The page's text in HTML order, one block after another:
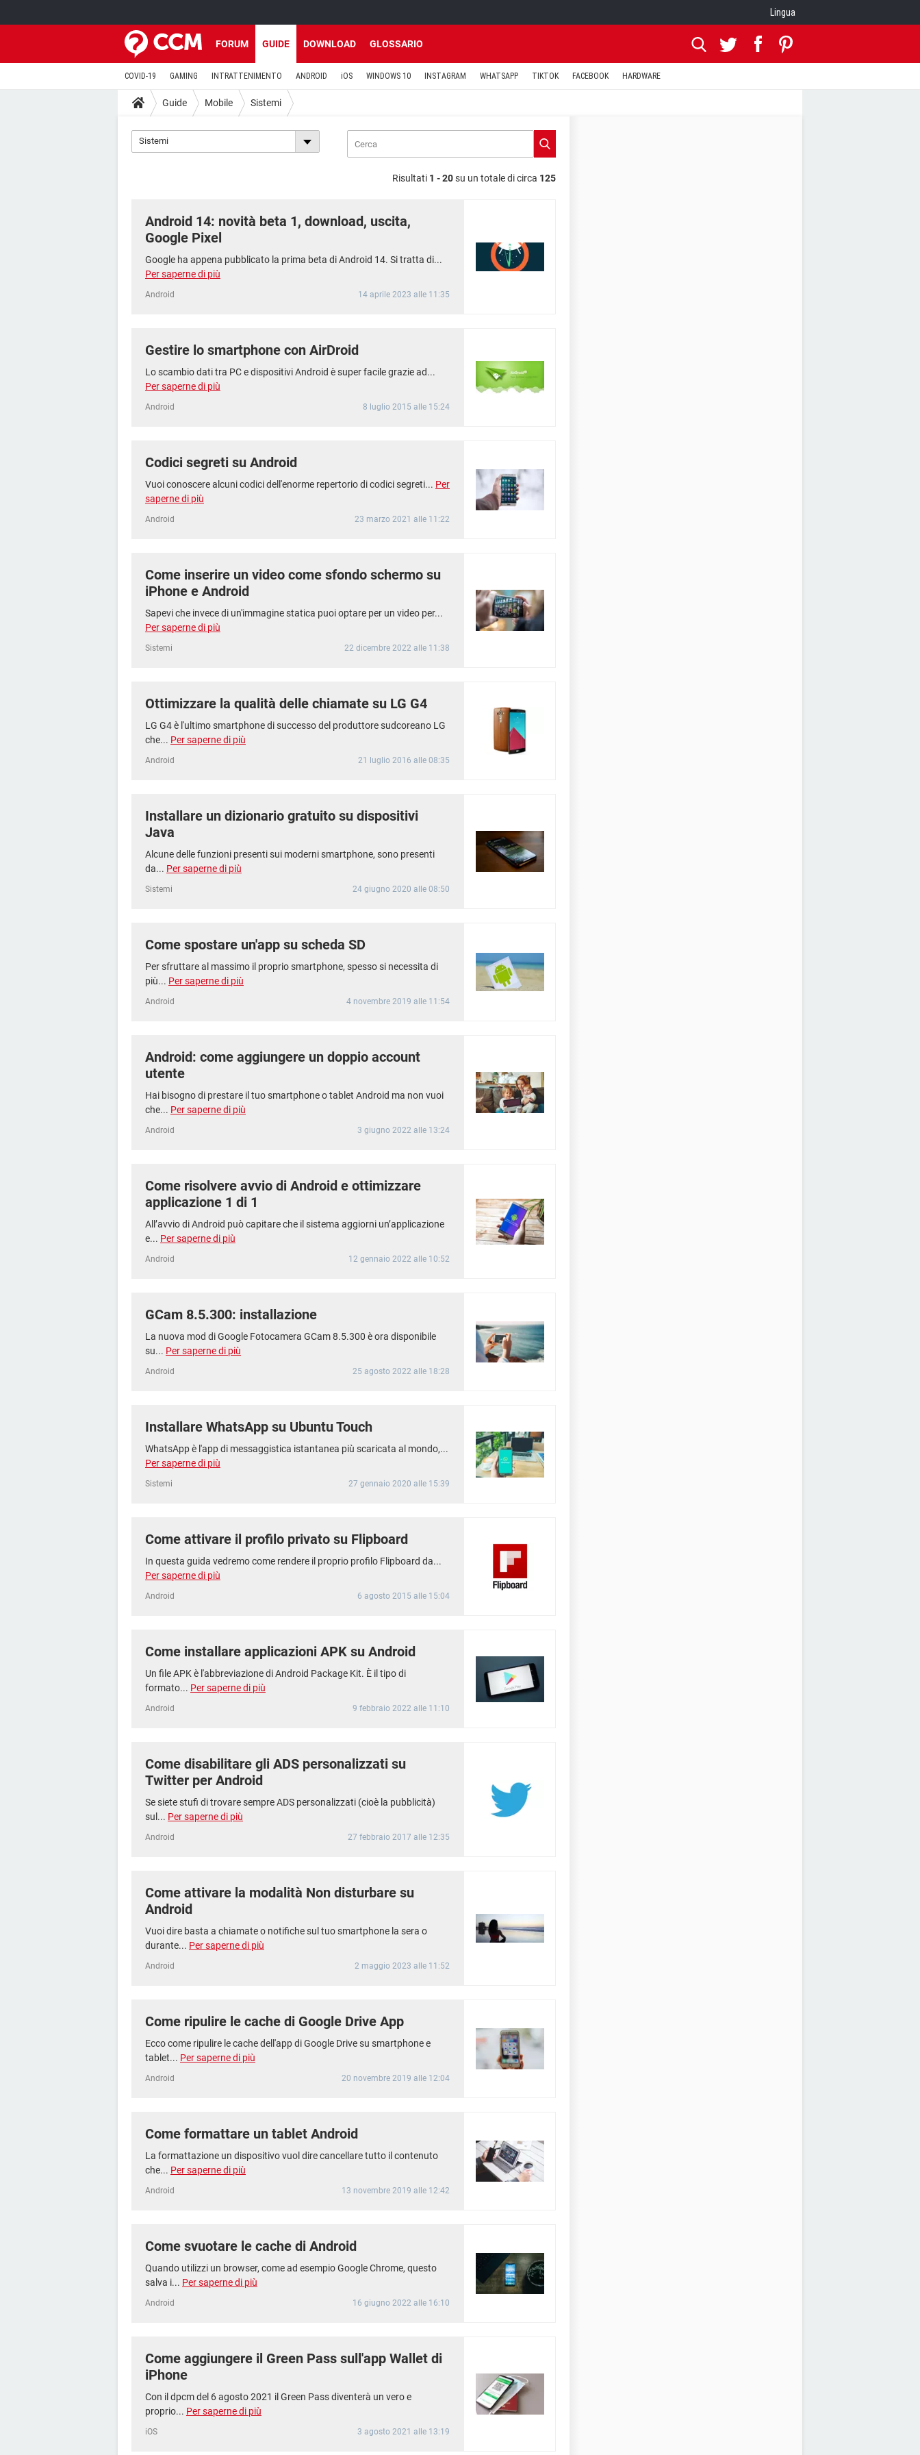
Lingua
FORUM GUIDE DOWNLOAD GLOSSARIO
COVID-19 GAMING INTRATTENIMENTO ANDROID iOS WINDOWS 10 INSTAGRAM WHATSAPP TIKTOK FACEBOOK HARDWARE
Guide Mobile Sistemi
Sistemi
Risultati 1 - 20su un totale di circa 125
Android 14: novità beta 1, download, uscita,
Google Pixel
Google ha appena pubblicato la prima beta di Android 14. Si tratta di...
Per saperne di più
Android 14 aprile 2023 alle 11:35
Gestire lo smartphone con AirDroid
Lo scambio dati tra PC e dispositivi Android è super facile grazie ad...
Per saperne di più
Android 8 luglio 2015 alle 15:24
Codici segreti su Android
Vuoi conoscere alcuni codici dell'enorme repertorio di codici segreti... Per
saperne di più
Android 23 marzo 2021 alle 11:22
Come inserire un video come sfondo schermo su
iPhone e Android
Sapevi che invece di un'immagine statica puoi optare per un video per...
Per saperne di più
Sistemi 22 dicembre 2022 alle 11:38
Ottimizzare la qualità delle chiamate su LG G4
LG G4 è l'ultimo smartphone di successo del produttore sudcoreano LG
che... Per saperne di più
Android 21 luglio 2016 alle 08:35
Installare un dizionario gratuito su dispositivi
Java
Alcune delle funzioni presenti sui moderni smartphone, sono presenti
da... Per saperne di più
Sistemi 24 giugno 2020 alle 08:50
Come spostare un'app su scheda SD
Per sfruttare al massimo il proprio smartphone, spesso si necessita di
più... Per saperne di più
Android 4 novembre 2019 alle 11:54
Android: come aggiungere un doppio account
utente
Hai bisogno di prestare il tuo smartphone o tablet Android ma non vuoi
che... Per saperne di più
Android 3 giugno 2022 alle 13:24
Come risolvere avvio di Android e ottimizzare
applicazione 1 di 1
All’avvio di Android può capitare che il sistema aggiorni un’applicazione
e... Per saperne di più
Android 12 gennaio 2022 alle 10:52
GCam 8.5.300: installazione
La nuova mod di Google Fotocamera GCam 8.5.300 è ora disponibile
su... Per saperne di più
Android 25 agosto 2022 alle 18:28
Installare WhatsApp su Ubuntu Touch
WhatsApp è l'app di messaggistica istantanea più scaricata al mondo,...
Per saperne di più
Sistemi 27 gennaio 2020 alle 15:39
Come attivare il profilo privato su Flipboard
In questa guida vedremo come rendere il proprio profilo Flipboard da...
Per saperne di più
Android 6 agosto 2015 alle 15:04
Come installare applicazioni APK su Android
Un file APK è l'abbreviazione di Android Package Kit. È il tipo di
formato... Per saperne di più
Android 9 febbraio 2022 alle 11:10
Come disabilitare gli ADS personalizzati su
Twitter per Android
Se siete stufi di trovare sempre ADS personalizzati (cioè la pubblicità)
sul... Per saperne di più
Android 27 febbraio 2017 alle 12:35
Come attivare la modalità Non disturbare su
Android
Vuoi dire basta a chiamate o notifiche sul tuo smartphone la sera o
durante... Per saperne di più
Android 2 maggio 2023 alle 11:52
Come ripulire le cache di Google Drive App
Ecco come ripulire le cache dell'app di Google Drive su smartphone e
tablet... Per saperne di più
Android 20 novembre 2019 alle 12:04
Come formattare un tablet Android
La formattazione un dispositivo vuol dire cancellare tutto il contenuto
che... Per saperne di più
Android 13 novembre 2019 alle 12:42
Come svuotare le cache di Android
Quando utilizzi un browser, come ad esempio Google Chrome, questo
salva i... Per saperne di più
Android 16 giugno 2022 alle 16:10
Come aggiungere il Green Pass sull'app Wallet di
iPhone
Con il dpcm del 6 agosto 2021 il Green Pass diventerà un vero e
proprio... Per saperne di più
iOS 3 agosto 2021 alle 13:19